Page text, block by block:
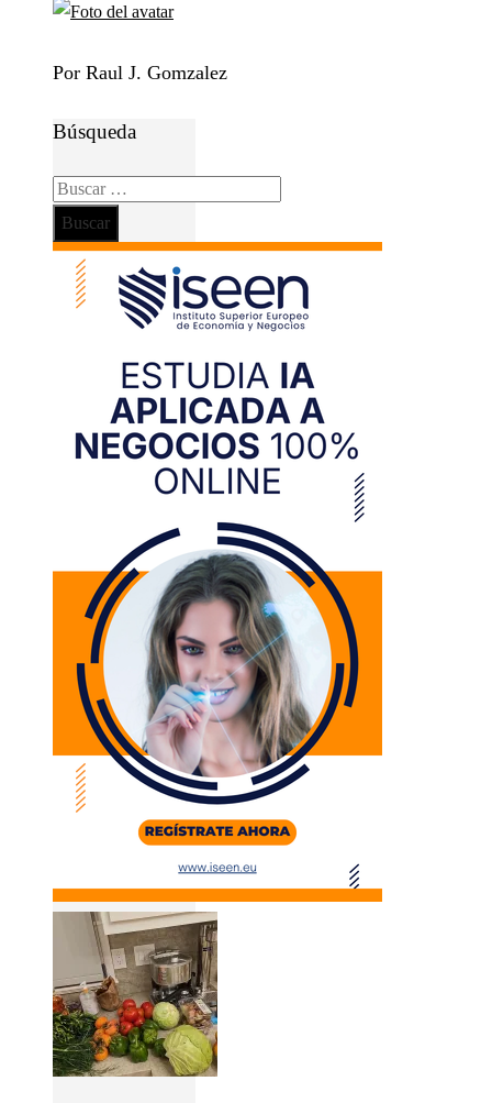
Por Raul J. Gomzalez
Búsqueda
Buscar: